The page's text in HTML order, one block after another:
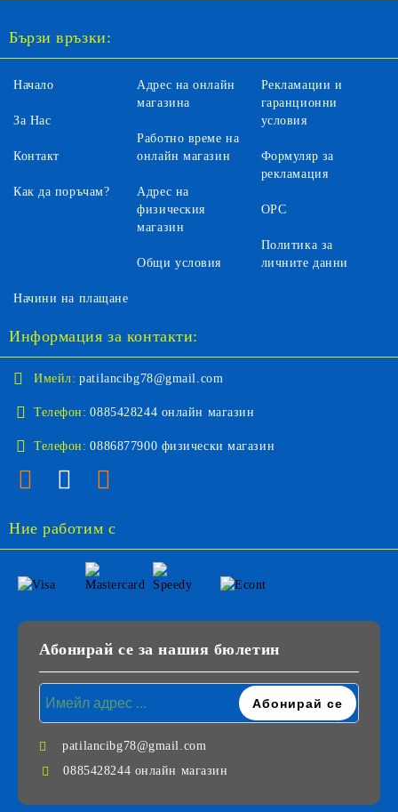
Бързи връзки:
Начало
За Нас
Контакт
Как да поръчам?
Адрес на онлайн
магазина
Работно време на
онлайн магазин
Адрес на
физическия
магазин
Общи условия
Рекламации и
гаранционни
условия
Формуляр за
рекламация
ОРС
Политика за
личните данни
Начини на плащане
Информация за контакти:
Имейл: patilancibg78@gmail.com
Телефон: 0885428244 онлайн магазин
Телефон: 0886877900 физически магазин
Ние работим с
Абонирай се за нашия бюлетин
patilancibg78@gmail.com
0885428244 онлайн магазин